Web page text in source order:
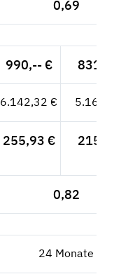
0,69
990,-- € 831,93
6.142,32 € 5.161,61
255,93 € 215,07
0,82
24 Monate